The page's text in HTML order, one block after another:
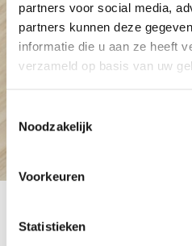
partners voor social media,
partners kunnen deze
informatie die u aan ze heeft
verzameld op basis van uw
Noodzakelijk
Voorkeuren
Statistieken
Product